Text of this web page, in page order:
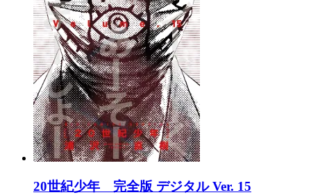
20世紀少年 完全版 デジタル Ver. 15